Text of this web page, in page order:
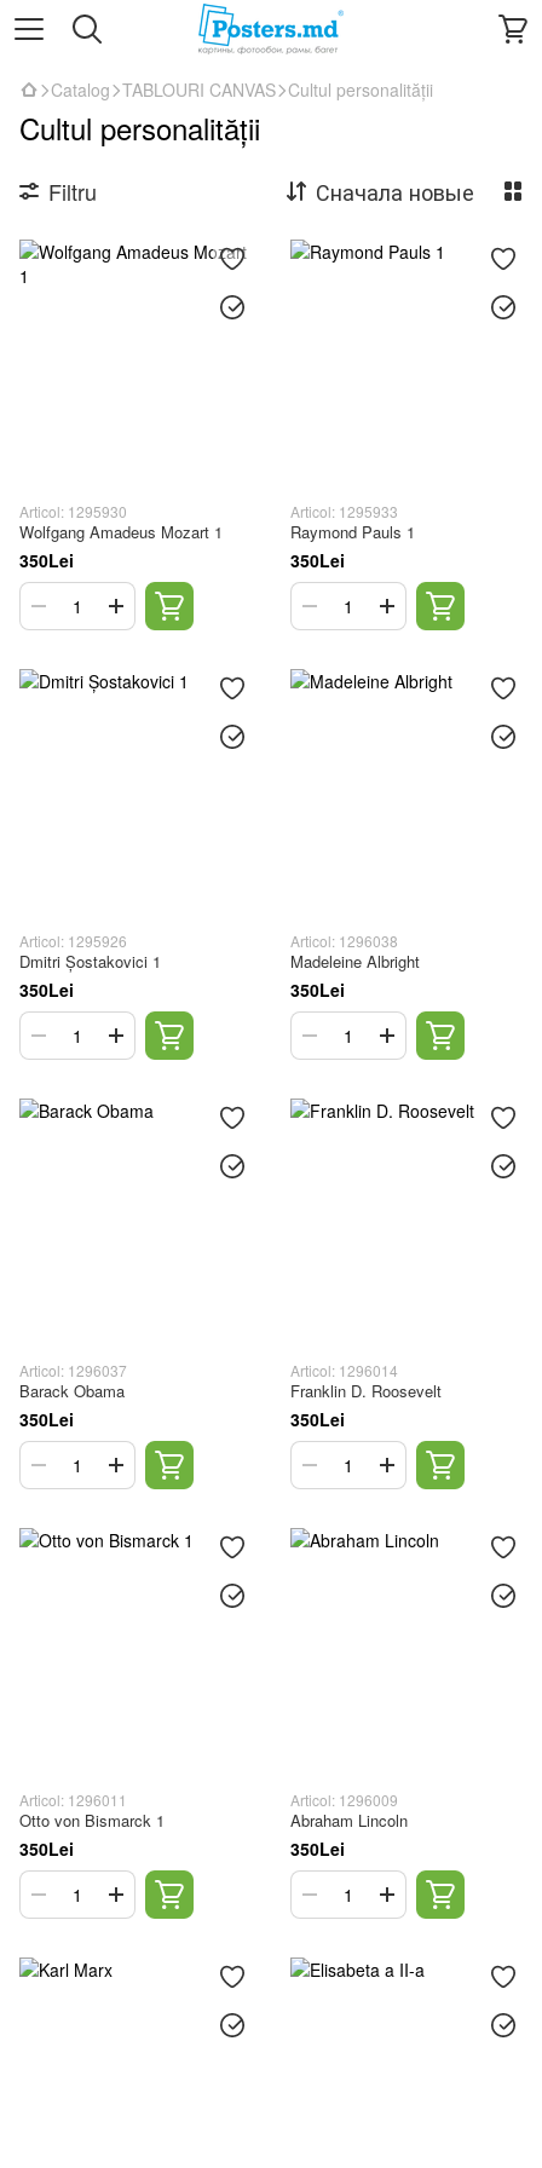
Catalog TABLOURI CANVAS Cultul personalității
Cultul personalității
Filtru Сначала новые
Articol: 1295930
Wolfgang Amadeus Mozart 1
350Lei
Articol: 1295933
Raymond Pauls 1
350Lei
Articol: 1295926
Dmitri Șostakovici 1
350Lei
Articol: 1296038
Madeleine Albright
350Lei
Articol: 1296037
Barack Obama
350Lei
Articol: 1296014
Franklin D. Roosevelt
350Lei
Articol: 1296011
Otto von Bismarck 1
350Lei
Articol: 1296009
Abraham Lincoln
350Lei